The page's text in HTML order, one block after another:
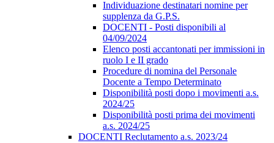
Individuazione destinatari nomine per
supplenza da G.P.S.
DOCENTI - Posti disponibili al
04/09/2024
Elenco posti accantonati per immissioni in
ruolo I e II grado
Procedure di nomina del Personale
Docente a Tempo Determinato
Disponibilità posti dopo i movimenti a.s.
2024/25
Disponibilità posti prima dei movimenti
a.s. 2024/25
DOCENTI Reclutamento a.s. 2023/24